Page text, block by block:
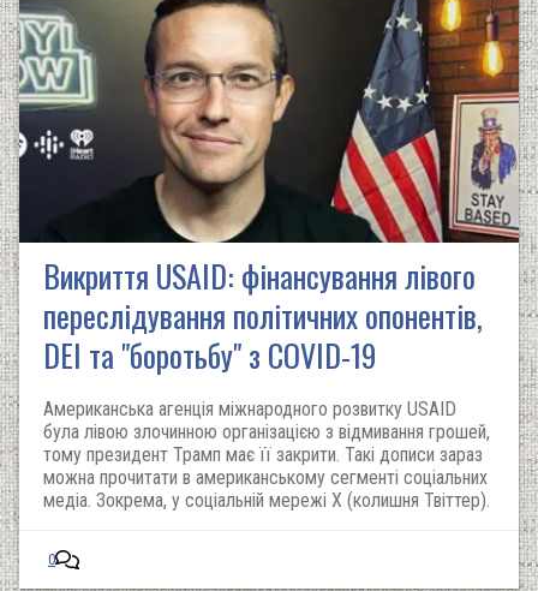
Викриття USAID: фінансування лівого
переслідування політичних опонентів,
DEI та "боротьбу" з COVID-19
Американська агенція міжнародного розвитку USAID
була лівою злочинною організацією з відмивання грошей,
тому президент Трамп має її закрити. Такі дописи зараз
можна прочитати в американському сегменті соціальних
медіа. Зокрема, у соціальній мережі Х (колишня Твіттер).
0